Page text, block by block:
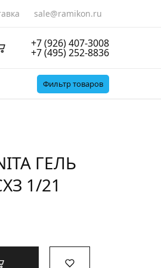
sale@ramikon.ru
+7 (926) 407-3008
+7 (495) 252-8836
Фильтр товаров
ГЕЛЬ
1/21